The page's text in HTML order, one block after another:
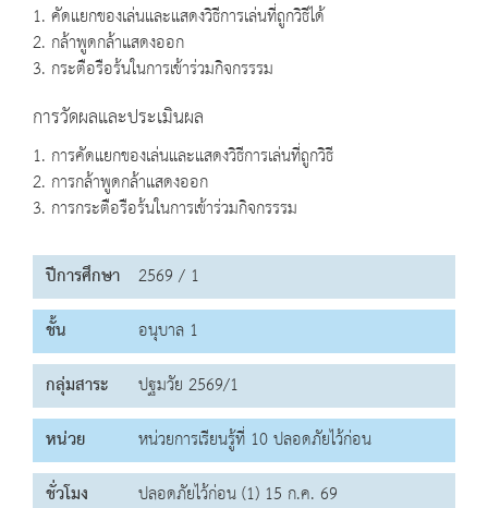
1. คัดแยกของเล่นและแสดงวิธีการเล่นที่ถูกวิธีได้
2. กล้าพูดกล้าแสดงออก
3. กระตือรือร้นในการเข้าร่วมกิจกรรรม
การวัดผลและประเมินผล
1. การคัดแยกของเล่นและแสดงวิธีการเล่นที่ถูกวิธี
2. การกล้าพูดกล้าแสดงออก
3. การกระตือรือร้นในการเข้าร่วมกิจกรรรม
ปีการศึกษา 2569 / 1
ชั้น
อนุบาล 1
กลุ่มสาระ
ปฐมวัย 2569/1
หน่วย
หน่วยการเรียนรู้ที่ 10 ปลอดภัยไว้ก่อน
ชั่วโมง
ปลอดภัยไว้ก่อน (1) 15 ก.ค. 69